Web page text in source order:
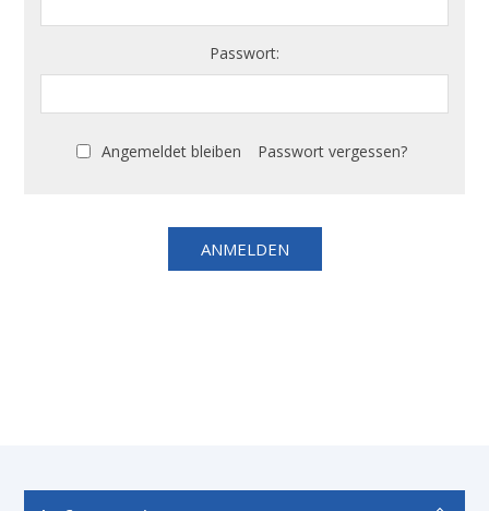
Passwort:
Angemeldet bleiben Passwort vergessen?